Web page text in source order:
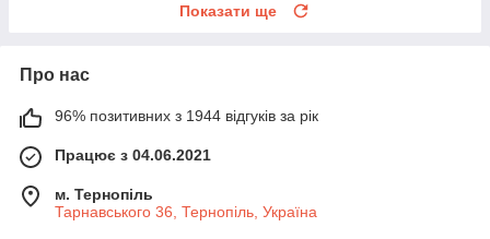
Показати ще
Про нас
96% позитивних з 1944 відгуків за рік
Працює з 04.06.2021
м. Тернопіль
Тарнавського 36, Тернопіль, Україна